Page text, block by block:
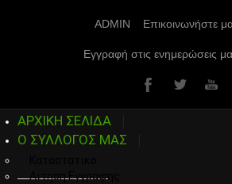
ADMIN Επικοινωνήστε
Εγγραφή στις ενημερώσεις
ΑΡΧΙΚΗ ΣΕΛΙΔΑ
Ο ΣΥΛΛΟΓΟΣ ΜΑΣ
Αιτηση Εγγραφης